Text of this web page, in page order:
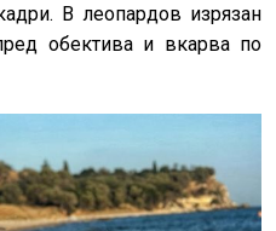
В леопардов изрязан
обектива и вкарва по